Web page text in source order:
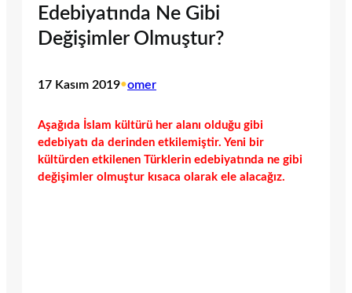
Edebiyatında Ne Gibi
Değişimler Olmuştur?
17 Kasım 2019•omer
Aşağıda İslam kültürü her alanı olduğu gibi
edebiyatı da derinden etkilemiştir. Yeni bir
kültürden etkilenen Türklerin edebiyatında ne gibi
değişimler olmuştur kısaca olarak ele alacağız.